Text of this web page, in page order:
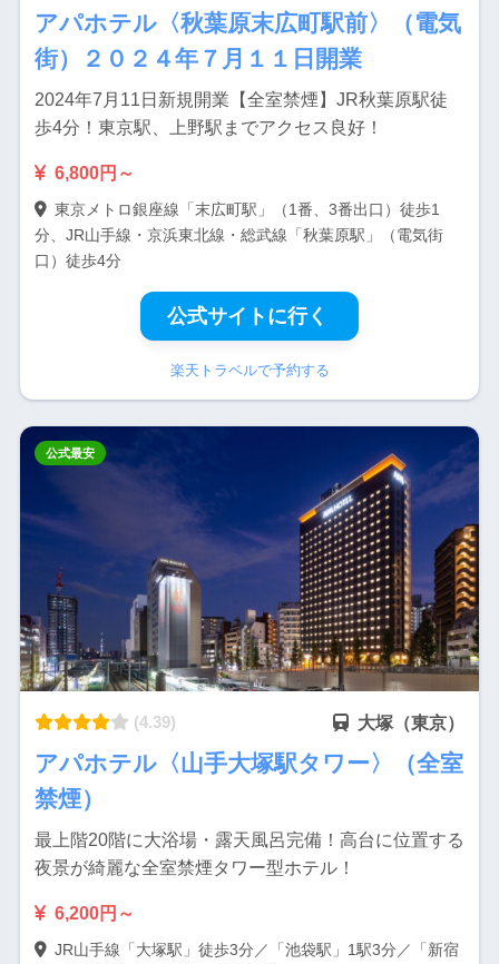
アパホテル〈秋葉原末広町駅前〉（電気
街）２０２４年７月１１日開業
2024年7月11日新規開業【全室禁煙】JR秋葉原駅徒
歩4分！東京駅、上野駅までアクセス良好！
6,800円～
東京メトロ銀座線「末広町駅」（1番、3番出口）徒歩1
分、JR山手線・京浜東北線・総武線「秋葉原駅」（電気街
口）徒歩4分
公式サイトに行く
楽天トラベルで予約する
(4.39) 大塚（東京）
アパホテル〈山手大塚駅タワー〉（全室
禁煙）
最上階20階に大浴場・露天風呂完備！高台に位置する
夜景が綺麗な全室禁煙タワー型ホテル！
6,200円～
JR山手線「大塚駅」徒歩3分／「池袋駅」1駅3分／「新宿
公式最安